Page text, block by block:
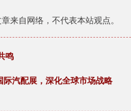
来自网络，不代表本站观点。
鸣
汽配展，深化全球市场战略